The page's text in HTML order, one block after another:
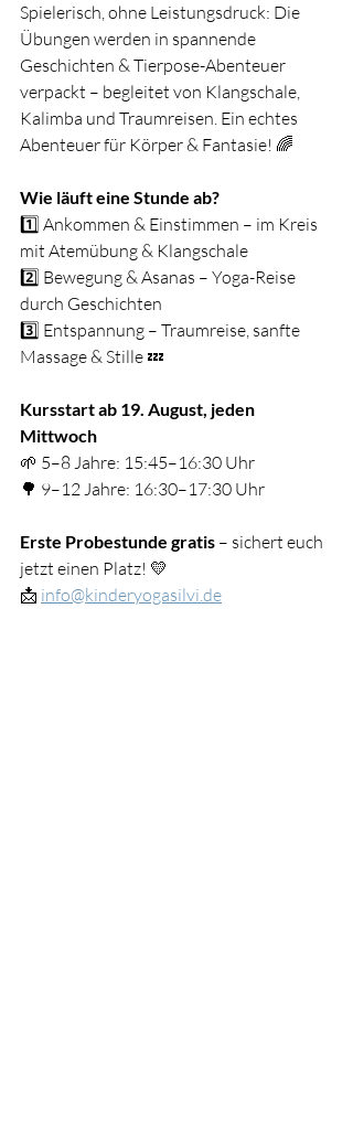
Spielerisch, ohne Leistungsdruck: Die
Übungen werden in spannende
Geschichten & Tierpose-Abenteuer
verpackt – begleitet von Klangschale,
Kalimba und Traumreisen. Ein echtes
Abenteuer für Körper & Fantasie! 🌈
Wie läuft eine Stunde ab?
1️⃣ Ankommen & Einstimmen – im Kreis
mit Atemübung & Klangschale
2️⃣ Bewegung & Asanas – Yoga-Reise
durch Geschichten
3️⃣ Entspannung – Traumreise, sanfte
Massage & Stille 💤
Kursstart ab 19. August, jeden
Mittwoch
🌱 5–8 Jahre: 15:45–16:30 Uhr
🌳 9–12 Jahre: 16:30–17:30 Uhr
Erste Probestunde gratis – sichert euch
jetzt einen Platz! 💛
📩 info@kinderyogasilvi.de